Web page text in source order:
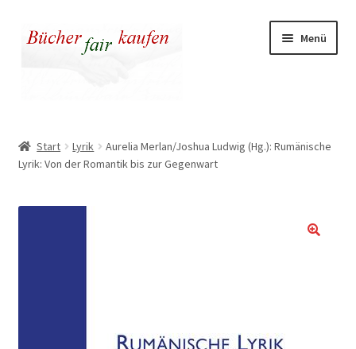
Zur
Navigation
Zum
Inhalt
Menü
Kasse
Warenkorb
Start Lyrik
Aurelia Merlan/Joshua Ludwig (Hg.): Rumänische
Lyrik: Von der Romantik bis zur Gegenwart